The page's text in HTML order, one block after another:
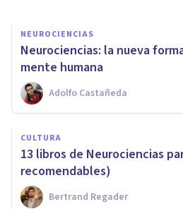
NEUROCIENCIAS
Neurociencias: la nueva
mente humana
Adolfo Castañeda
CULTURA
13 libros de Neurociencias
recomendables)
Bertrand Regader
​20 libros de
estudiantes y
Oscar Castillero Mimenza